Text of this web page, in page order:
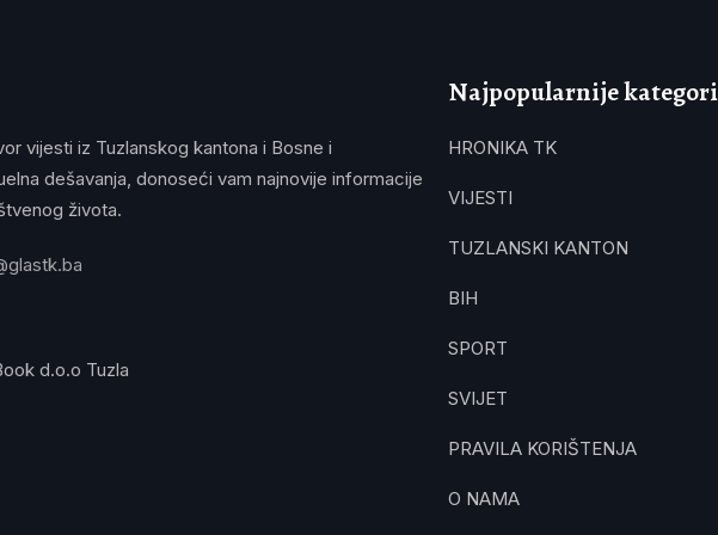
vijesti iz Tuzlanskog kantona i Bosne i
dešavanja, donoseći vam najnovije informacije
života.
d.o.o Tuzla
Najpopularnije
HRONIKA TK
VIJESTI
TUZLANSKI KANTON
BIH
SPORT
SVIJET
PRAVILA KORIŠTENJA
O NAMA